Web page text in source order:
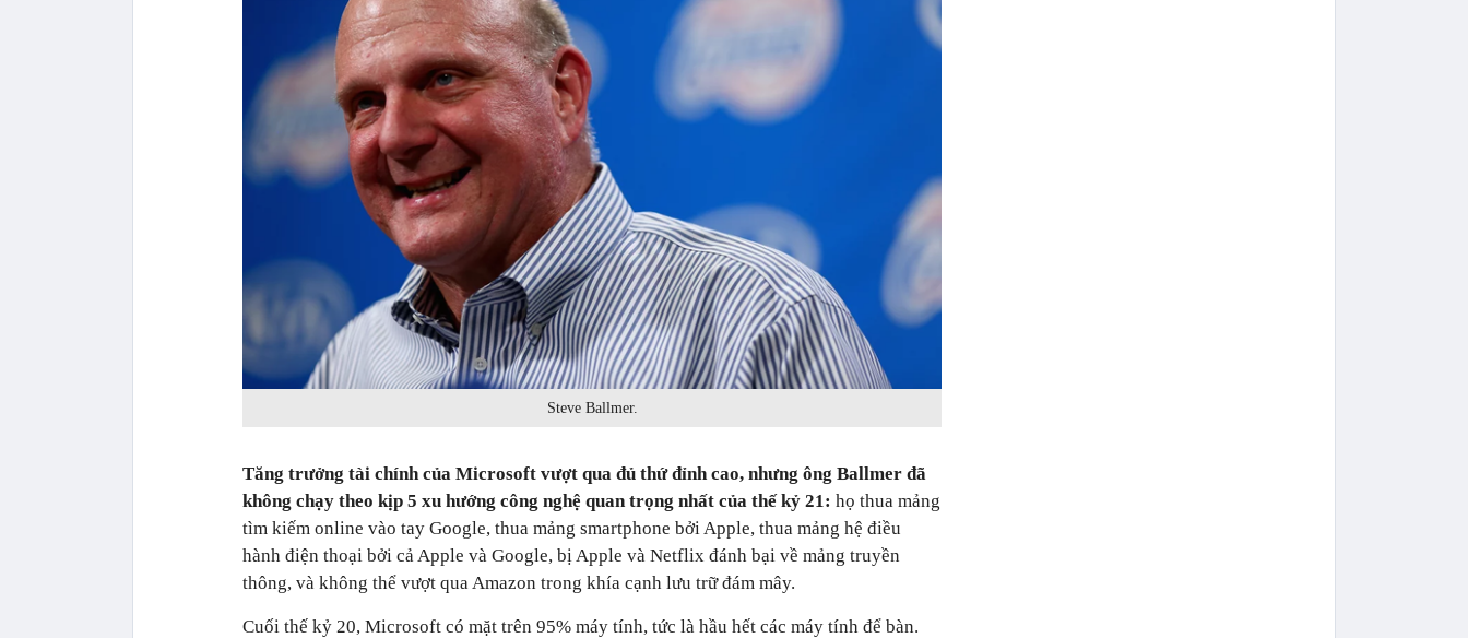
Steve Ballmer.
Tăng trưởng tài chính của Microsoft vượt qua đủ thứ đỉnh cao, nhưng ông Ballmer đã
không chạy theo kịp 5 xu hướng công nghệ quan trọng nhất của thế kỷ 21: họ thua mảng
tìm kiếm online vào tay Google, thua mảng smartphone bởi Apple, thua mảng hệ điều
hành điện thoại bởi cả Apple và Google, bị Apple và Netflix đánh bại về mảng truyền
thông, và không thể vượt qua Amazon trong khía cạnh lưu trữ đám mây.
Cuối thế kỷ 20, Microsoft có mặt trên 95% máy tính, tức là hầu hết các máy tính để bàn.